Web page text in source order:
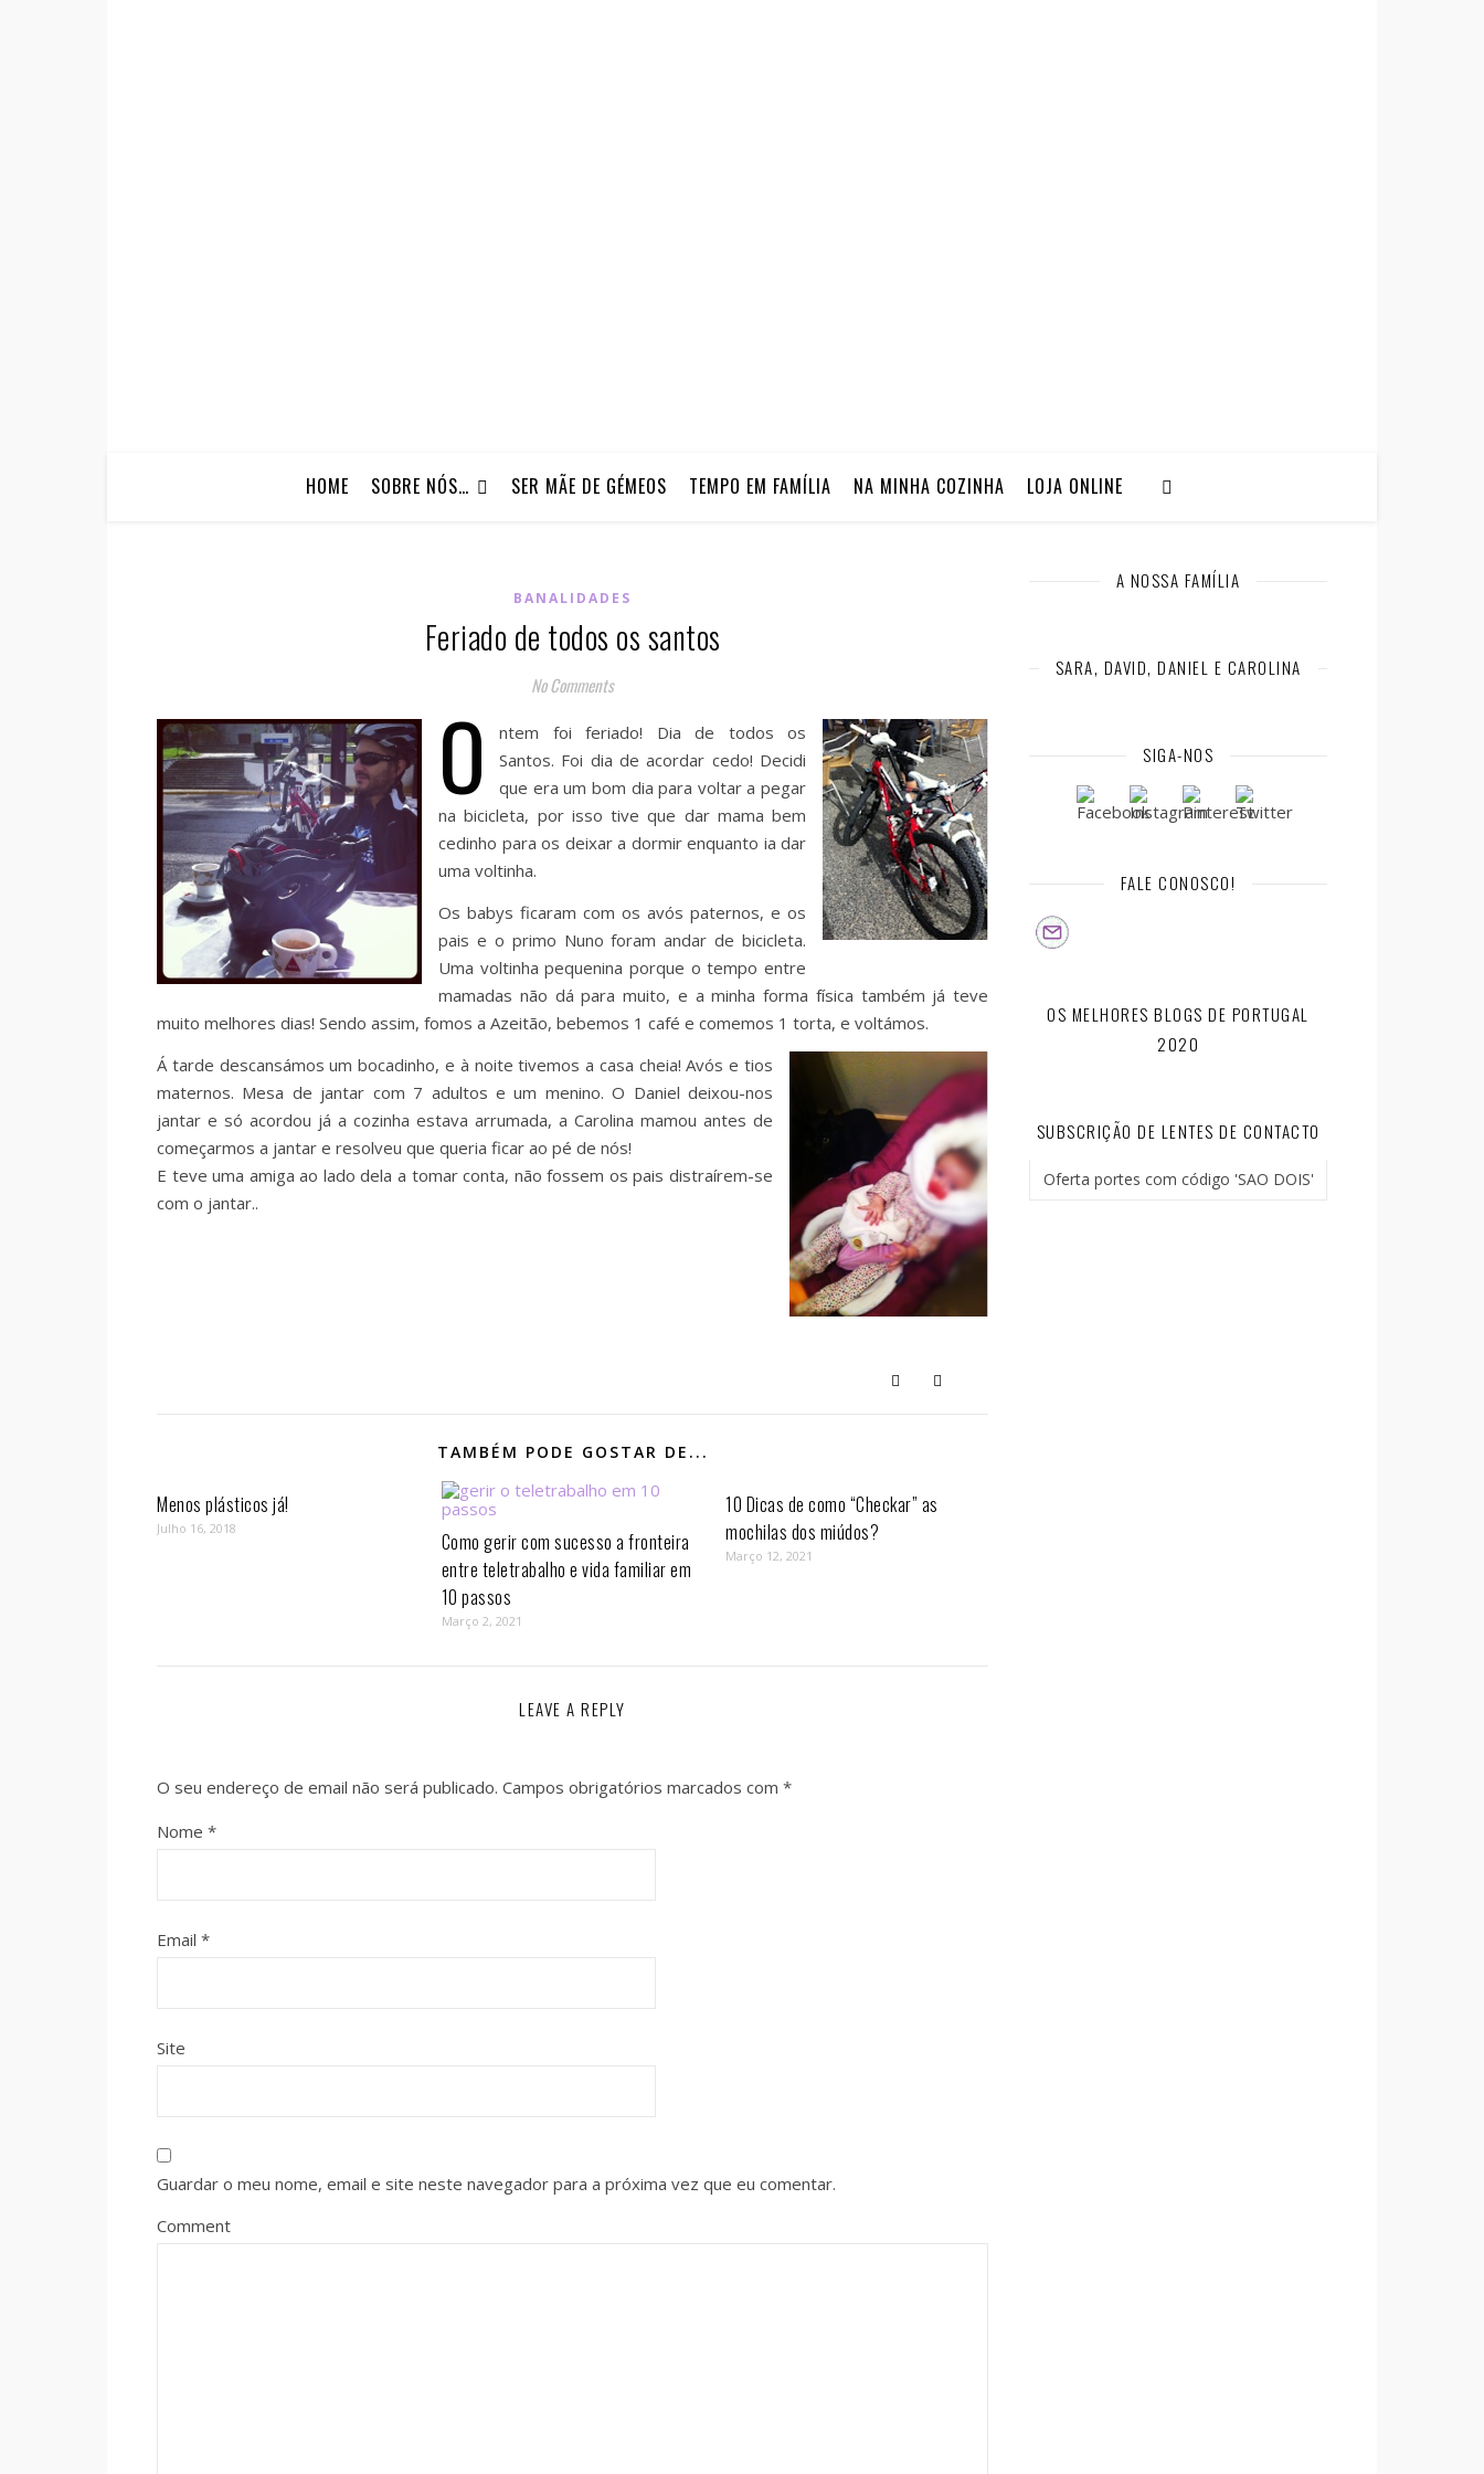
HOME SOBRE NÓS… SER MÃE DE GÉMEOS TEMPO EM FAMÍLIA NA MINHA COZINHA LOJA ONLINE
BANALIDADES
Feriado de todos os santos
No Comments
O
ntem foi feriado! Dia de todos os
Santos. Foi dia de acordar cedo! Decidi
que era um bom dia para voltar a pegar
na bicicleta, por isso tive que dar mama bem
cedinho para os deixar a dormir enquanto ia dar
uma voltinha.
Os babys ficaram com os avós paternos, e os
pais e o primo Nuno foram andar de bicicleta.
Uma voltinha pequenina porque o tempo entre
mamadas não dá para muito, e a minha forma física também já teve
muito melhores dias! Sendo assim, fomos a Azeitão, bebemos 1 café e comemos 1 torta, e voltámos.
Á tarde descansámos um bocadinho, e à noite tivemos a casa cheia! Avós e tios
maternos. Mesa de jantar com 7 adultos e um menino. O Daniel deixou-nos
jantar e só acordou já a cozinha estava arrumada, a Carolina mamou antes de
começarmos a jantar e resolveu que queria ficar ao pé de nós!
E teve uma amiga ao lado dela a tomar conta, não fossem os pais distraírem-se
com o jantar..
TAMBÉM PODE GOSTAR DE...
Menos plásticos já!
Julho 16, 2018
Como gerir com sucesso a fronteira
entre teletrabalho e vida familiar em
10 passos⁣
Março 2, 2021
10 Dicas de como “Checkar” as
mochilas dos miúdos?
Março 12, 2021
LEAVE A REPLY
O seu endereço de email não será publicado. Campos obrigatórios marcados com *
Nome *
Email *
Site
Guardar o meu nome, email e site neste navegador para a próxima vez que eu comentar.
Comment
A NOSSA FAMÍLIA
SARA, DAVID, DANIEL E CAROLINA
SIGA-NOS
FALE CONOSCO!
OS MELHORES BLOGS DE PORTUGAL
2020
SUBSCRIÇÃO DE LENTES DE CONTACTO
Oferta portes com código 'SAO DOIS'